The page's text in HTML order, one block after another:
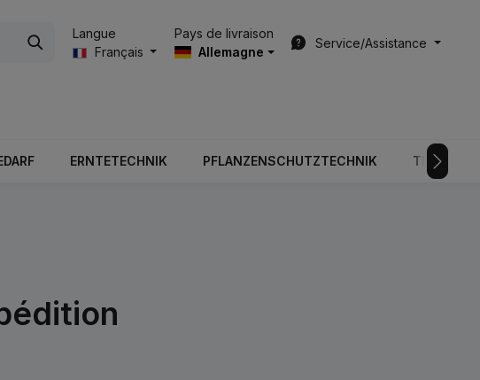
Langue
Français
Pays de livraison
Allemagne
Service/Assistance
ERNTETECHNIK PFLANZENSCHUTZTECHNIK